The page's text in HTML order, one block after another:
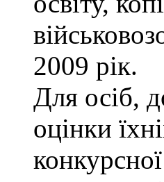
2009 рік.
Для осіб,
оцінки